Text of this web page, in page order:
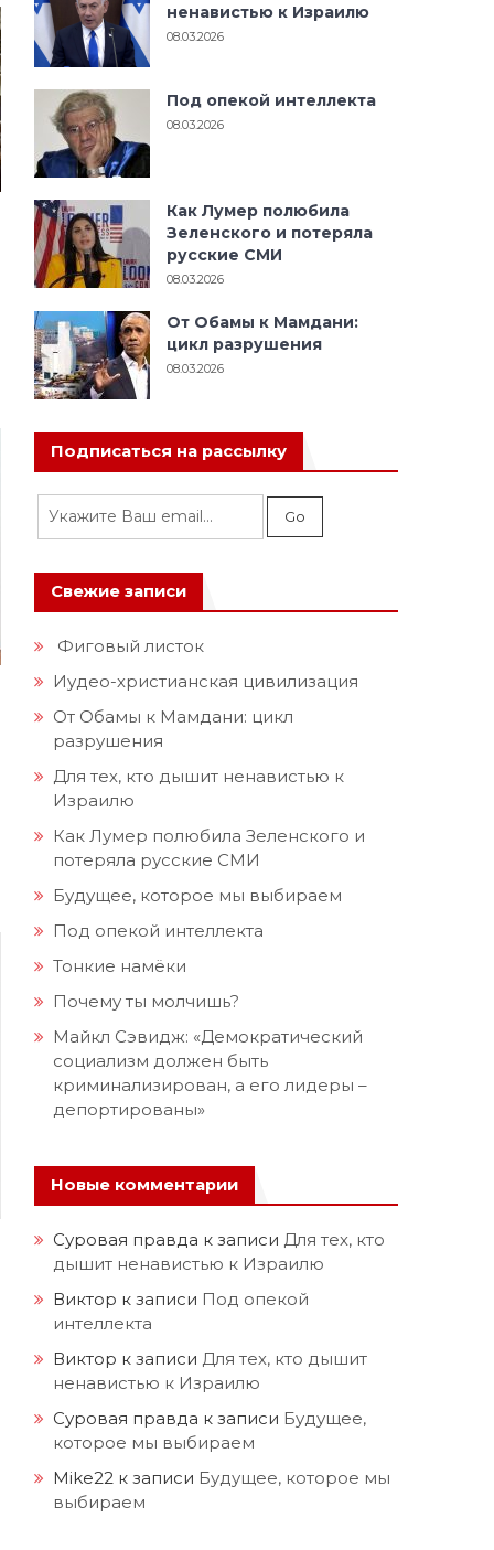
ненавистью к Израилю
08.03.2026
Под опекой интеллекта
08.03.2026
Как Лумер полюбила
Зеленского и потеряла
русские СМИ
08.03.2026
От Обамы к Мамдани:
цикл разрушения
08.03.2026
Подписаться на рассылку
Свежие записи
Фиговый листок
Иудео-христианская цивилизация
От Обамы к Мамдани: цикл
разрушения
Для тех, кто дышит ненавистью к
Израилю
Как Лумер полюбила Зеленского и
потеряла русские СМИ
Будущее, которое мы выбираем
Под опекой интеллекта
Тонкие намёки
Почему ты молчишь?
Майкл Сэвидж: «Демократический
социализм должен быть
криминализирован, а его лидеры –
депортированы»
Новые комментарии
Суровая правда к записи Для тех, кто
дышит ненавистью к Израилю
Виктор к записи Под опекой
интеллекта
Виктор к записи Для тех, кто дышит
ненавистью к Израилю
Суровая правда к записи Будущее,
которое мы выбираем
Mike22 к записи Будущее, которое мы
выбираем